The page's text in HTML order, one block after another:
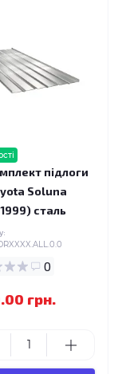
підлоги
Soluna
сталь
0
грн.